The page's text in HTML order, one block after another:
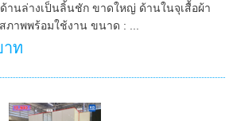
ด้านล่างเป็นลิ้นชัก ขาดใหญ่ ด้านในจุเสื้อผ้า
าพพร้อมใช้งาน ขนาด : ...
าท